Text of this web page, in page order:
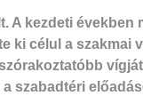
A kezdeti években
ki célul a szakmai
szabadtéri